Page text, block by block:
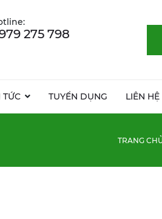
TỨC TUYỂN DỤNG LIÊN HỆ
275 798
TRANG